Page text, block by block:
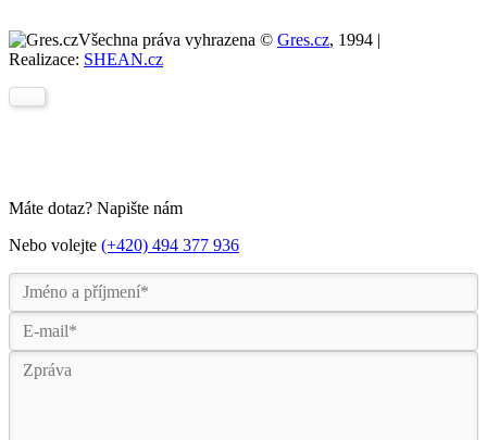
Všechna práva vyhrazena © Gres.cz, 1994 |
Realizace: SHEAN.cz
Máte dotaz? Napište nám
Nebo volejte (+420) 494 377 936